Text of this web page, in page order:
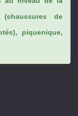
de
piquenique,